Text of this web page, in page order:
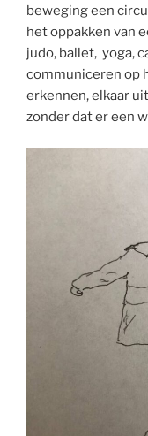
beweging een
het oppakken van
judo, ballet, yoga,
communiceren op
erkennen, elkaar
zonder dat er een